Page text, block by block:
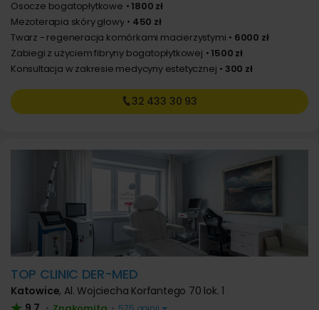
Osocze bogatopłytkowe
1800 zł
Mezoterapia skóry głowy
450 zł
Twarz - regeneracja komórkami macierzystymi
6000 zł
Zabiegi z użyciem fibryny bogatopłytkowej
1500 zł
Konsultacja w zakresie medycyny estetycznej
300 zł
32 433 30 93
TOP CLINIC DER-MED
Katowice, Al. Wojciecha Korfantego 70 lok. 1